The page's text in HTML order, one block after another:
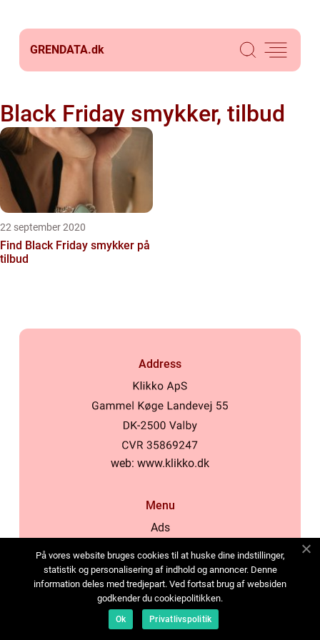
GRENDATA.dk
Black Friday smykker, tilbud
22 september 2020
Find Black Friday smykker på
tilbud
Address
web: www.klikko.dk
Menu
Ads
Cookies
Contact
Sitemap
På vores website bruges cookies til at huske dine indstillinger,
statistik og personalisering af indhold og annoncer. Denne
information deles med tredjepart. Ved fortsat brug af websiden
godkender du cookiepolitikken.
Ok Privatlivspolitik